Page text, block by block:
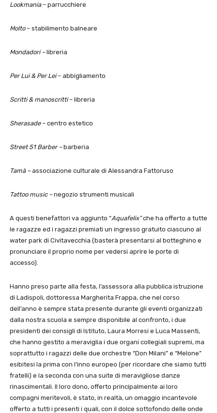
Lookmania– parrucchiere
Molto– stabilimento balneare
Mondadori –libreria
Per Lui & Per Lei– abbigliamento
Scritti & manoscritti– libreria
Sherasade– centro estetico
Street 51 Barber –barberia
Tamà –associazione culturale di Alessandra Fattoruso
Tattoo music –negozio strumenti musicali
A questi benefattori va aggiunto “Aquafelix”che ha offerto a tutte
le ragazze ed i ragazzi premiati un ingresso gratuito ciascuno al
water park di Civitavecchia (basterà presentarsi al botteghino e
pronunciare il proprio nome per vedersi aprire le porte di
accesso).
Hanno preso parte alla festa, l’assessora alla pubblica istruzione
di Ladispoli, dottoressa Margherita Frappa, che nel corso
dell’anno è sempre stata presente durante gli eventi organizzati
dalla nostra scuola e sempre disponibile al confronto, i due
presidenti dei consigli di Istituto, Laura Morresi e Luca Massenti,
che hanno gestito a meraviglia i due organi collegiali supremi, ma
soprattutto i ragazzi delle due orchestre “Don Milani” e “Melone”
esibitesi la prima con l’inno europeo (per ricordare che siamo tutti
fratelli) e la seconda con una suite di meravigliose danze
rinascimentali. Il loro dono, offerto principalmente ai loro
compagni meritevoli, è stato, in realtà, un omaggio incantevole
offerto a tutti i presenti i quali, con il dolce sottofondo delle onde